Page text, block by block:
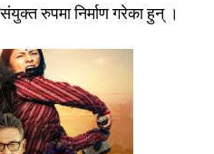
रुपमा निर्माण गरेका हुन् ।